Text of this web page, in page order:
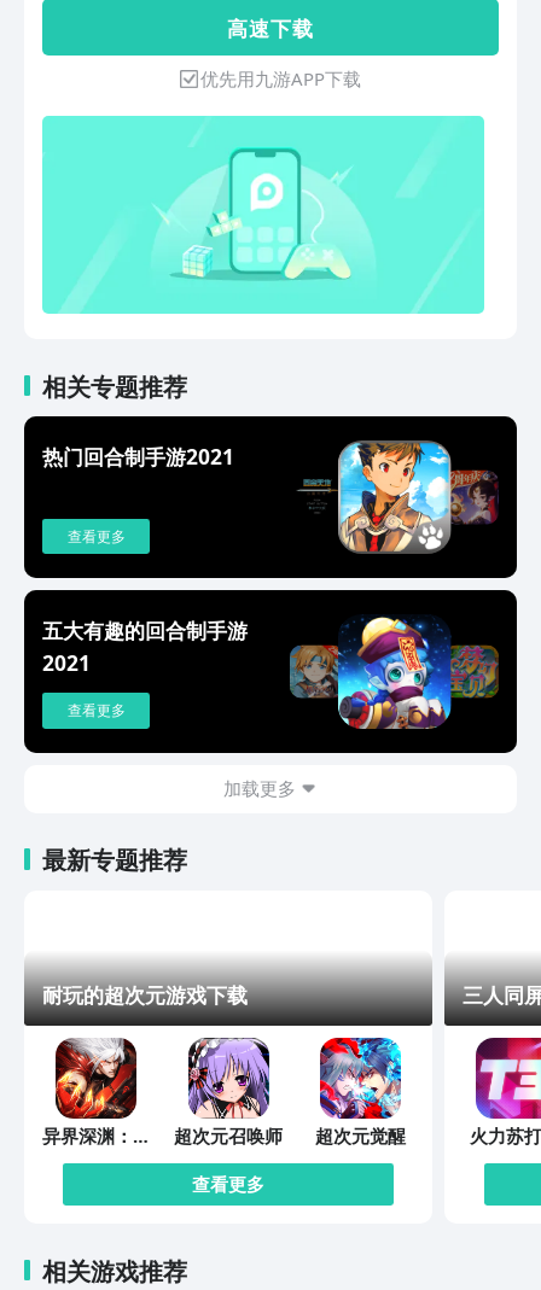
戏中独特回合机制，通过你的军事策略完
成战略规划实现作战目标。此外手游版还
新增了排位赛等多人竞技以及遭遇战关卡
玩法推出，在保留 PC 原版经典内容的同
时，会持续加入全新内容玩法！期待各位
领主们用智慧缔造你们的传奇史诗！
高 速 下 载
优先用九游APP下载
相关专题推荐
热门回合制手游2021
查看更多
五大有趣的回合制手游
2021
查看更多
加载更多
最新专题推荐
耐玩的超次元游戏下载
异界深渊：觉
醒
超次元召唤师
超次元觉醒
查看更多
三人同
火力苏
相关游戏推荐